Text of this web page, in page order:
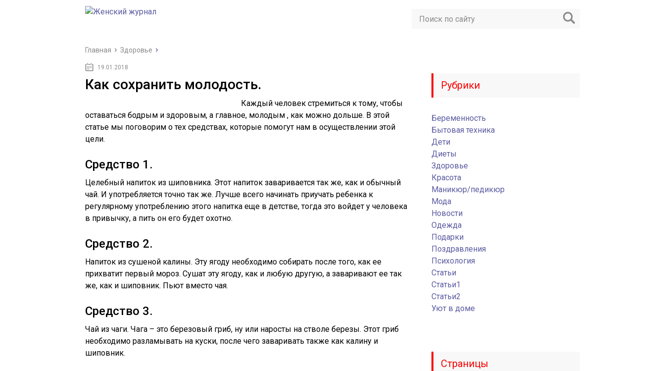
Главная Здоровье
19.01.2018
Как сохранить молодость.
Каждый человек стремиться к тому, чтобы
оставаться бодрым и здоровым, а главное, молодым , как можно дольше. В этой
статье мы поговорим о тех средствах, которые помогут нам в осуществлении этой
цели.
Средство 1.
Целебный напиток из шиповника. Этот напиток заваривается так же, как и обычный
чай. И употребляется точно так же. Лучше всего начинать приучать ребенка к
регулярному употреблению этого напитка еще в детстве, тогда это войдет у человека
в привычку, а пить он его будет охотно.
Средство 2.
Напиток из сушеной калины. Эту ягоду необходимо собирать после того, как ее
прихватит первый мороз. Сушат эту ягоду, как и любую другую, а заваривают ее так
же, как и шиповник. Пьют вместо чая.
Средство 3.
Чай из чаги. Чага – это березовый гриб, ну или наросты на стволе березы. Этот гриб
необходимо разламывать на куски, после чего заваривать также как калину и
шиповник.
Рубрики
Беременность
Бытовая техника
Дети
Диеты
Здоровье
Красота
Маникюр/педикюр
Мода
Новости
Одежда
Подарки
Поздравления
Психология
Статьи
Статьи1
Статьи2
Уют в доме
Страницы